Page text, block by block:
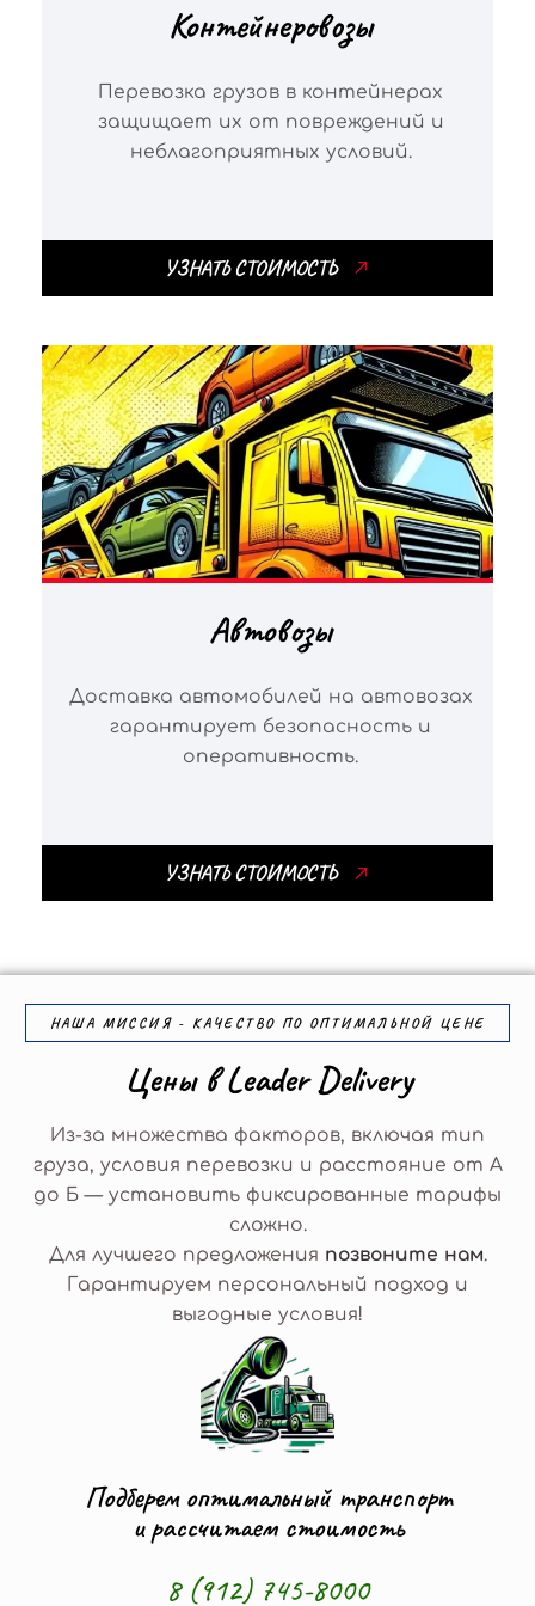
Контейнеровозы
Перевозка грузов в контейнерах
защищает их от повреждений и
неблагоприятных условий.
УЗНАТЬ СТОИМОСТЬ
Автовозы
Доставка автомобилей на автовозах
гарантирует безопасность и
оперативность.
УЗНАТЬ СТОИМОСТЬ
НАША МИССИЯ - КАЧЕСТВО ПО ОПТИМАЛЬНОЙ ЦЕНЕ
Цены в Leader Delivery
Из-за множества факторов, включая тип
груза, условия перевозки и расстояние от А
до Б — установить фиксированные тарифы
сложно.
Для лучшего предложения позвоните нам.
Гарантируем персональный подход и
выгодные условия!
Подберем оптимальный транспорт
и рассчитаем стоимость
8 (912) 745-8000